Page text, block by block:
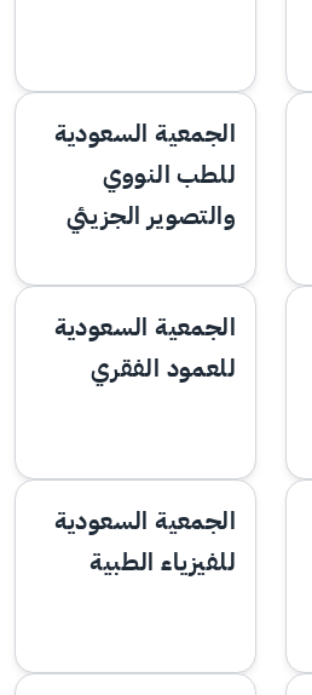
الجمعية السعودية
للطب النووي
والتصوير الجزيئي
الجمعية السعودية
للعمود الفقري
الجمعية السعودية
للفيزياء الطبية